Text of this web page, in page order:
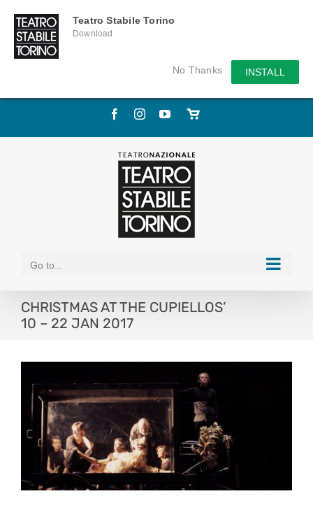
Teatro Stabile Torino
Download
No Thanks INSTALL
Skip
FacebookInstagramYouTube
Store
Go to...
CHRISTMAS AT THE CUPIELLOS’
10 – 22 JAN 2017